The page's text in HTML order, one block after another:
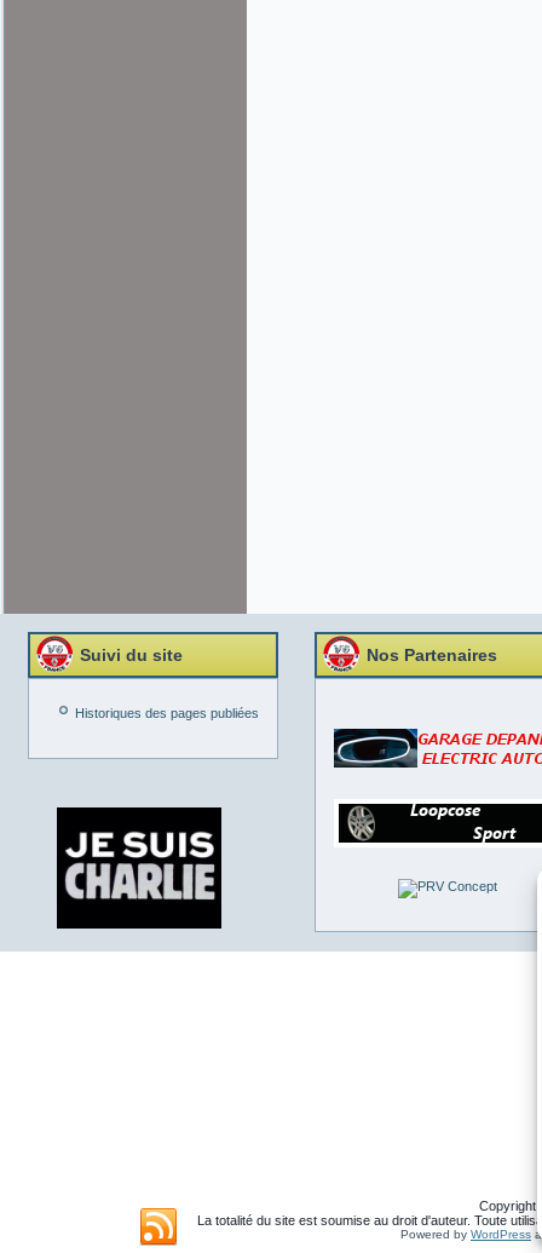
Suivi du site
Historiques des pages publiées
Nos Partenaires
Copyright
La totalité du site est soumise au droit d'auteur. Toute
Powered by WordPress